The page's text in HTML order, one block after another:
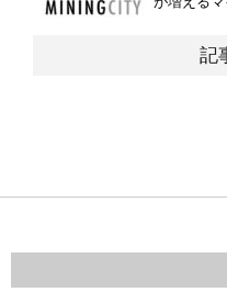
記